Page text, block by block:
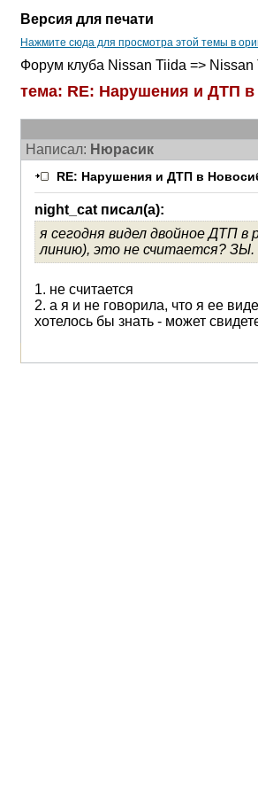
Версия для печати
Нажмите сюда для просмотра этой темы в
Форум клуба Nissan Tiida =>
тема: RE: Нарушения и ДТП в
Написал: Нюрасик
RE: Нарушения и ДТП в
night_cat писал(а):
я сегодня видел двойное ДТП в
линию), это не считается? ЗЫ.
1. не считается
2. а я и не говорила, что я ее
хотелось бы знать - может